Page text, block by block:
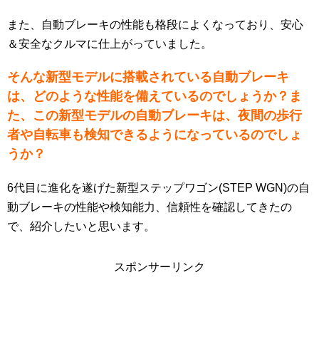
また、自動ブレーキの性能も格段によくなっており、安心
＆安全なクルマに仕上がっていました。
そんな新型モデルに搭載されている自動ブレーキ
は、どのような性能を備えているのでしょうか？ま
た、この新型モデルの自動ブレーキは、夜間の歩行
者や自転車も検知できるようになっているのでしょ
うか？
6代目に進化を遂げた新型ステップワゴン(STEP WGN)の自
動ブレーキの性能や検知能力、信頼性を確認してきたの
で、紹介したいと思います。
スポンサーリンク